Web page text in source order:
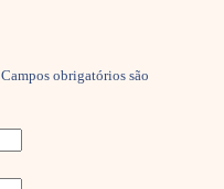
Campos obrigatórios são